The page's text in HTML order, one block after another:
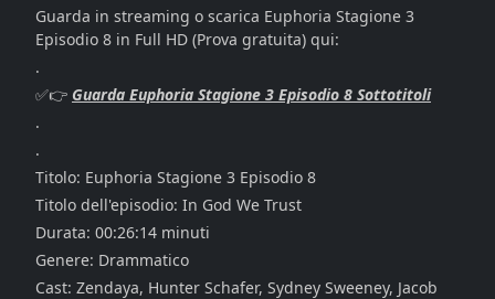
Guarda in streaming o scarica Euphoria Stagione 3
Episodio 8 in Full HD (Prova gratuita) qui:
.
✅👉 Guarda Euphoria Stagione 3 Episodio 8 Sottotitoli
.
.
Titolo: Euphoria Stagione 3 Episodio 8
Titolo dell'episodio: In God We Trust
Durata: 00:26:14 minuti
Genere: Drammatico
Cast: Zendaya, Hunter Schafer, Sydney Sweeney, Jacob